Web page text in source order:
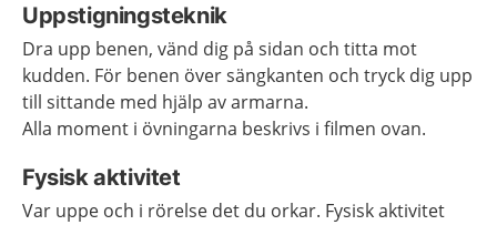
Uppstigningsteknik
Dra upp benen, vänd dig på sidan och titta mot
kudden. För benen över sängkanten och tryck dig upp
till sittande med hjälp av armarna.
Alla moment i övningarna beskrivs i filmen ovan.
Fysisk aktivitet
Var uppe och i rörelse det du orkar. Fysisk aktivitet